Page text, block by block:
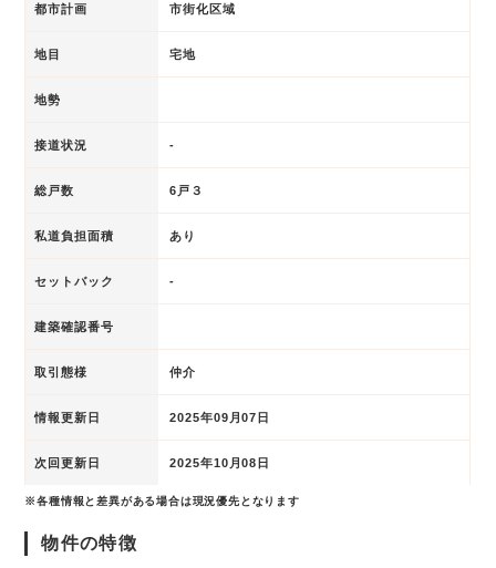
都市計画 市街化区域
地目 宅地
地勢
接道状況 -
総戸数 6戸３
私道負担面積 あり
セットバック -
建築確認番号
取引態様 仲介
情報更新日 2025年09月07日
次回更新日 2025年10月08日
※各種情報と差異がある場合は現況優先となります
物件の特徴